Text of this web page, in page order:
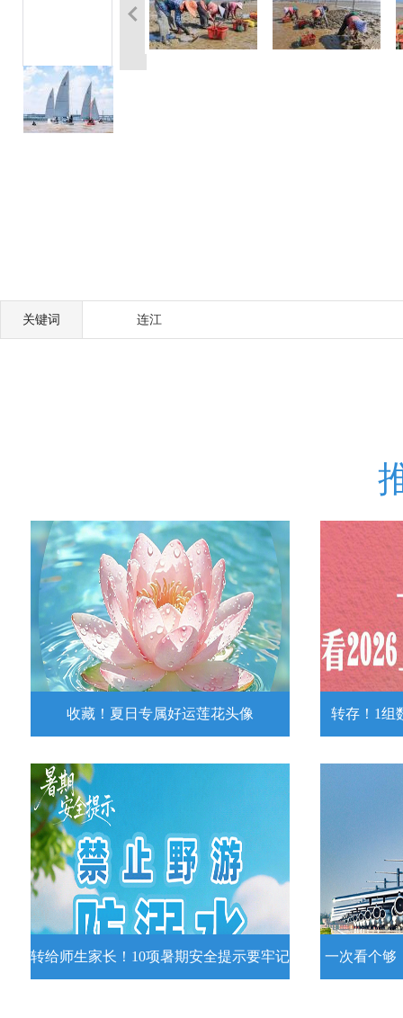
关键词 连江
收藏！夏日专属好运莲花头像
收藏！夏日专属好运莲花头像
夏日专属好运莲花头像！
详情
转存！1组
转存！1
况发布。
转给师生家长！10项暑期安全提示要牢记 一次看个够